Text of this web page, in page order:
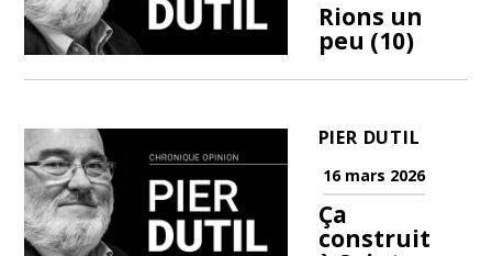
Rions un
peu (10)
PIER DUTIL
16 mars 2026
Ça
construit